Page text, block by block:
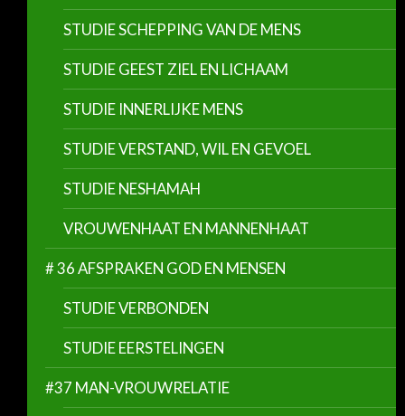
STUDIE SCHEPPING VAN DE MENS
STUDIE GEEST ZIEL EN LICHAAM
STUDIE INNERLIJKE MENS
STUDIE VERSTAND, WIL EN GEVOEL
STUDIE NESHAMAH
VROUWENHAAT EN MANNENHAAT
# 36 AFSPRAKEN GOD EN MENSEN
STUDIE VERBONDEN
STUDIE EERSTELINGEN
#37 MAN-VROUWRELATIE